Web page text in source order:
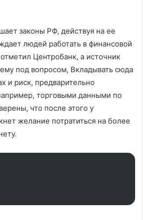
законы РФ, действуя на ее
людей работать в финансовой
Центробанк, а источник
под вопросом, Вкладывать сюда
и риск, предварительно
торговыми данными по
что после этого у
желание потратиться на более